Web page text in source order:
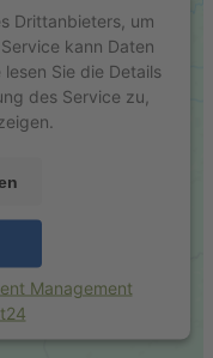
Drittanbieters, um
kann Daten
Sie die Details
des Service zu,
Management